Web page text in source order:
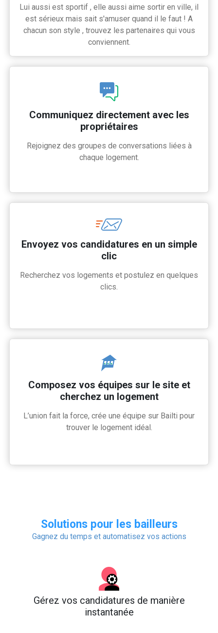
Lui aussi est sportif , elle aussi aime sortir en ville, il
est sérieux mais sait s'amuser quand il le faut ! A
chacun son style , trouvez les partenaires qui vous
conviennent.
Communiquez directement avec les
propriétaires
Rejoignez des groupes de conversations liées à
chaque logement.
Envoyez vos candidatures en un simple
clic
Recherchez vos logements et postulez en quelques
clics.
Composez vos équipes sur le site et
cherchez un logement
L’union fait la force, crée une équipe sur Bailti pour
trouver le logement idéal.
Solutions pour les bailleurs
Gagnez du temps et automatisez vos actions
Gérez vos candidatures de manière
instantanée